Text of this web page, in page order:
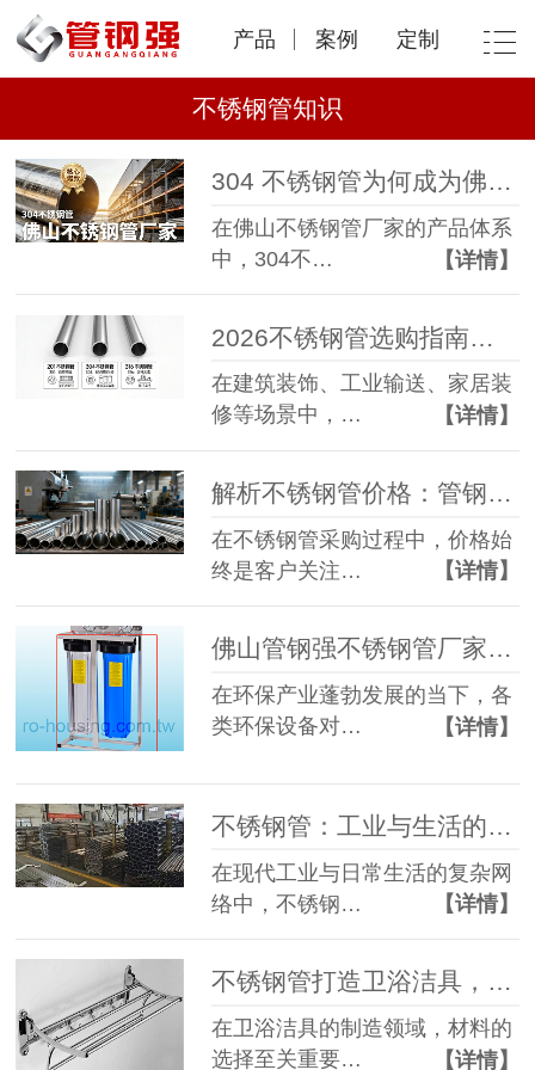
产品 案例 定制
不锈钢管知识
304 不锈钢管为何成为佛山不锈钢管厂家的核心爆款？
在佛山不锈钢管厂家的产品体系
中，304不…
【详情】
在建筑装饰、工业输送、家居装
修等场景中，…
【详情】
解析不锈钢管价格：管钢强管业如何平衡品质与成本
在不锈钢管采购过程中，价格始
终是客户关注…
【详情】
佛山管钢强不锈钢管厂家应用案例：环保行业的优质管材之选
在环保产业蓬勃发展的当下，各
类环保设备对…
【详情】
不锈钢管：工业与生活的坚固保障
在现代工业与日常生活的复杂网
络中，不锈钢…
【详情】
不锈钢管打造卫浴洁具，尽显卓越优势
在卫浴洁具的制造领域，材料的
选择至关重要…
【详情】